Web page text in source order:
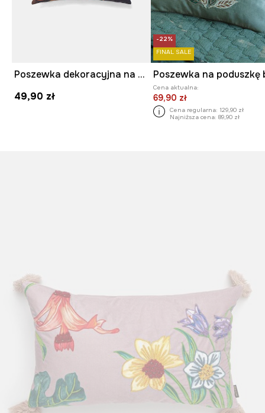
Poszewka dekoracyjna na poduszkę z okazji Dnia Kota
49,90 zł
-22%
FINAL SALE
Cena aktualna:
69,90 zł
Cena regularna: 129,90 zł
Najniższa cena: 89,90 zł